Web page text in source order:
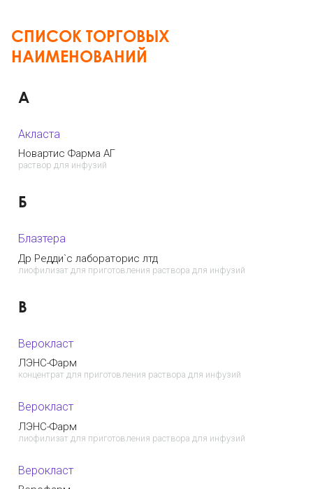
СПИСОК ТОРГОВЫХ
НАИМЕНОВАНИЙ
А
Акласта
Новартис Фарма АГ
раствор для инфузий
Б
Блазтера
Др Редди`с лабораторис лтд
лиофилизат для приготовления раствора для инфузий
В
Верокласт
ЛЭНС-Фарм
концентрат для приготовления раствора для инфузий
Верокласт
ЛЭНС-Фарм
лиофилизат для приготовления раствора для инфузий
Верокласт